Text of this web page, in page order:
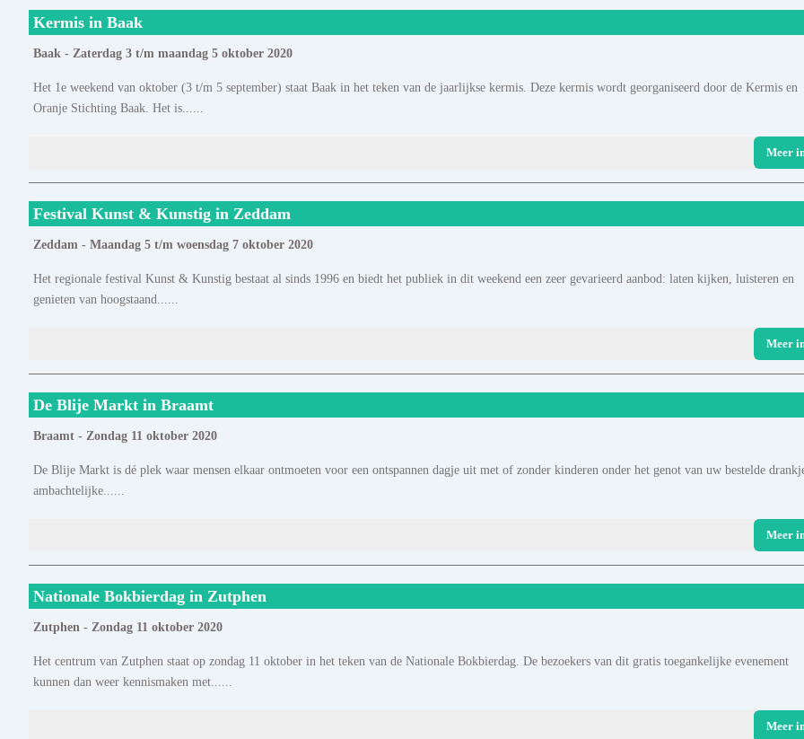
Kermis in Baak
Baak - Zaterdag 3 t/m maandag 5 oktober 2020
Het 1e weekend van oktober (3 t/m 5 september) staat Baak in het teken van de jaarlijkse kermis. Deze kermis wordt georganiseerd door de Kermis en
Oranje Stichting Baak. Het is......
Meer
Festival Kunst & Kunstig in Zeddam
Zeddam - Maandag 5 t/m woensdag 7 oktober 2020
Het regionale festival Kunst & Kunstig bestaat al sinds 1996 en biedt het publiek in dit weekend een zeer gevarieerd aanbod: laten kijken, luisteren en
genieten van hoogstaand......
Meer
De Blije Markt in Braamt
Braamt - Zondag 11 oktober 2020
De Blije Markt is dé plek waar mensen elkaar ontmoeten voor een ontspannen dagje uit met of zonder kinderen onder het genot van uw bestelde
ambachtelijke......
Meer
Nationale Bokbierdag in Zutphen
Zutphen - Zondag 11 oktober 2020
Het centrum van Zutphen staat op zondag 11 oktober in het teken van de Nationale Bokbierdag. De bezoekers van dit gratis toegankelijke evenement
kunnen dan weer kennismaken met......
Meer